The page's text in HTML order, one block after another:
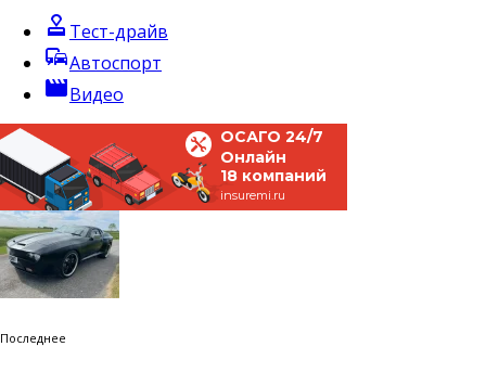
approval Тест-драйв
commuteАвтоспорт
movieВидео
ОСАГО 24/7
Онлайн
18 компаний
insuremi.ru
Последнее